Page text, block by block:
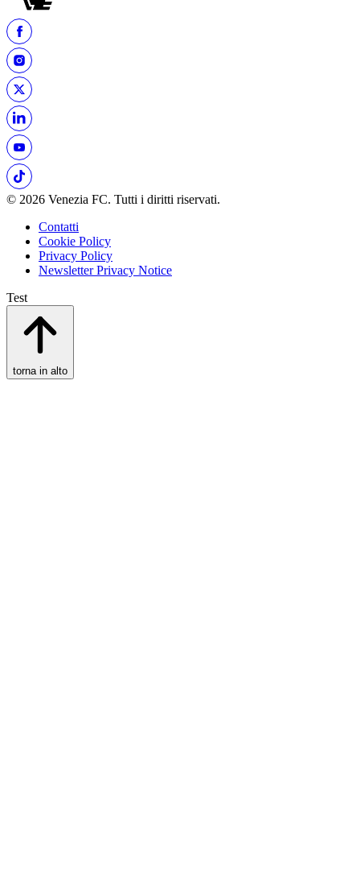
© 2026 Venezia FC. Tutti i diritti riservati.
Contatti
Cookie Policy
Privacy Policy
Newsletter Privacy Notice
Test
torna in alto